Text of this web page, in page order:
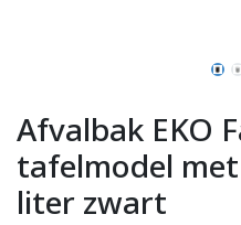
Afvalbak EKO
tafelmodel
liter zwart